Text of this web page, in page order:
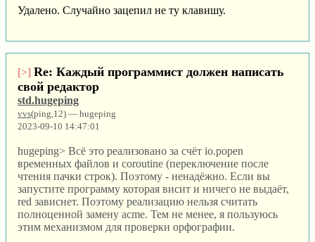
Удалено. Случайно зацепил не ту клавишу.
[>] Re: Каждый программист должен написать
свой редактор
std.hugeping
vvs(ping,12) — hugeping
2023-09-10 14:47:01
hugeping> Всё это реализовано за счёт io.popen
временных файлов и coroutine (переключение после
чтения пачки строк). Поэтому - ненадёжно. Если вы
запустите программу которая висит и ничего не выдаёт,
red зависнет. Поэтому реализацию нельзя считать
полноценной замену acme. Тем не менее, я пользуюсь
этим механизмом для проверки орфографии.